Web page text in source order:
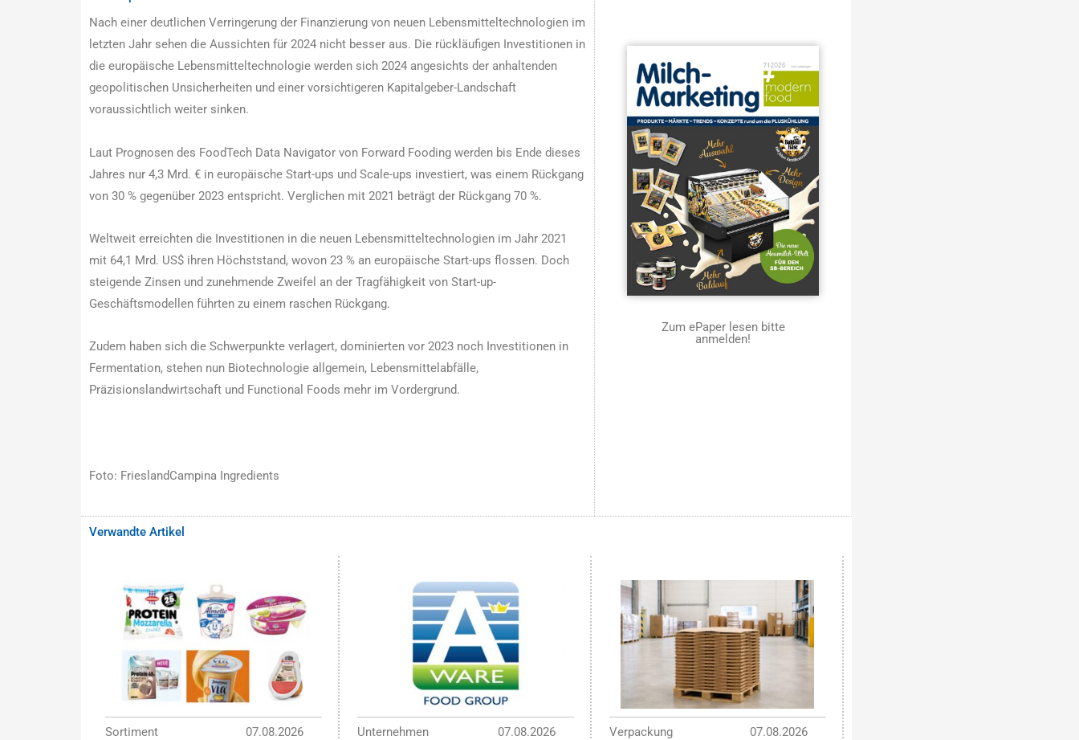
Nach einer deutlichen Verringerung der Finanzierung von neuen Lebensmitteltechnologien im
letzten Jahr sehen die Aussichten für 2024 nicht besser aus. Die rückläufigen Investitionen in
die europäische Lebensmitteltechnologie werden sich 2024 angesichts der anhaltenden
geopolitischen Unsicherheiten und einer vorsichtigeren Kapitalgeber-Landschaft
voraussichtlich weiter sinken.
Laut Prognosen des FoodTech Data Navigator von Forward Fooding werden bis Ende dieses
Jahres nur 4,3 Mrd. € in europäische Start-ups und Scale-ups investiert, was einem Rückgang
von 30 % gegenüber 2023 entspricht. Verglichen mit 2021 beträgt der Rückgang 70 %.
Weltweit erreichten die Investitionen in die neuen Lebensmitteltechnologien im Jahr 2021
mit 64,1 Mrd. US$ ihren Höchststand, wovon 23 % an europäische Start-ups flossen. Doch
steigende Zinsen und zunehmende Zweifel an der Tragfähigkeit von Start-up-
Geschäftsmodellen führten zu einem raschen Rückgang.
Zudem haben sich die Schwerpunkte verlagert, dominierten vor 2023 noch Investitionen in
Fermentation, stehen nun Biotechnologie allgemein, Lebensmittelabfälle,
Präzisionslandwirtschaft und Functional Foods mehr im Vordergrund.
Foto: FrieslandCampina Ingredients
Zum ePaper lesen bitte
anmelden!
Verwandte Artikel
Sortiment
07.08.2026
Unternehmen
07.08.2026
Verpackung
07.08.2026